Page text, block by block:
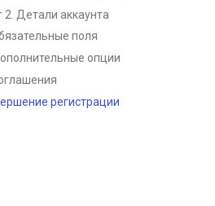
2. Детали аккаунта
поля
опции
регистрации